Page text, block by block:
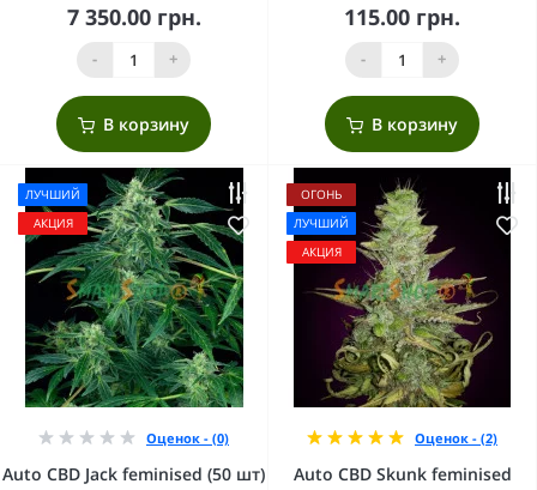
7 350.00 грн.
- +
В корзину
115.00 грн.
- +
В корзину
ЛУЧШИЙ
АКЦИЯ
Оценок - (0)
Auto CBD Jack feminised (50 шт)
ОГОНЬ
ЛУЧШИЙ
АКЦИЯ
Оценок - (2)
Auto CBD Skunk feminised